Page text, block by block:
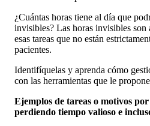
¿Cuántas horas tiene al día que
invisibles? Las horas invisibles son
esas tareas que no están
pacientes.
Identifíquelas y aprenda cómo
con las herramientas que le
Ejemplos de tareas o motivos
perdiendo tiempo valioso e